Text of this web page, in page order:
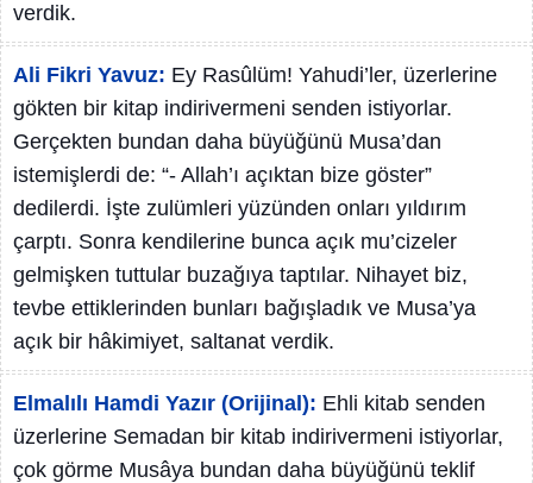
verdik.
Ali Fikri Yavuz: Ey Rasûlüm! Yahudi’ler, üzerlerine
gökten bir kitap indirivermeni senden istiyorlar.
Gerçekten bundan daha büyüğünü Musa’dan
istemişlerdi de: “- Allah’ı açıktan bize göster”
dedilerdi. İşte zulümleri yüzünden onları yıldırım
çarptı. Sonra kendilerine bunca açık mu’cizeler
gelmişken tuttular buzağıya taptılar. Nihayet biz,
tevbe ettiklerinden bunları bağışladık ve Musa’ya
açık bir hâkimiyet, saltanat verdik.
Elmalılı Hamdi Yazır (Orijinal): Ehli kitab senden
üzerlerine Semadan bir kitab indirivermeni istiyorlar,
çok görme Musâya bundan daha büyüğünü teklif